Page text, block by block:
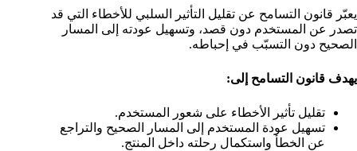
يعبّر قانون التسامح عن تقليل التأثير السلبي للأخطاء التي قد
تصدر عن المستخدم دون قصد، وتسهيل عودته إلى المسار
الصحيح دون التسبّب في إحباطه.
يهدف قانون التسامح إلى:
تقليل تأثير الأخطاء على شعور المستخدم.
تسهيل عودة المستخدم إلى المسار الصحيح والتراجع
عن الخطأ واستكمال رحلته داخل المنتج.